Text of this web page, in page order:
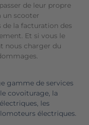
de leur propre
un scooter
de la facturation des
Et si vous le
nous charger du
gamme de services
covoiturage, la
les
électriques.